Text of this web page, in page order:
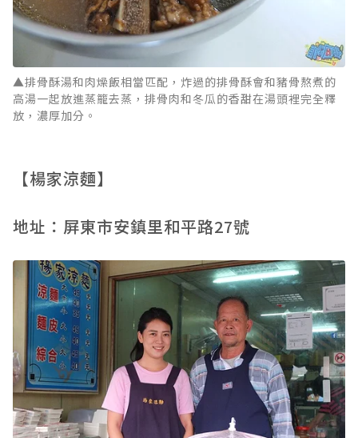
▲排骨酥湯和肉燥飯相當匹配，炸過的排骨酥會和豬骨熬煮的
高湯一起放進蒸籠去蒸，排骨肉和冬瓜的香甜在湯頭裡完全釋
放，濃厚加分。
【楊家涼麵】
地址：屏東市安鎮里和平路27號